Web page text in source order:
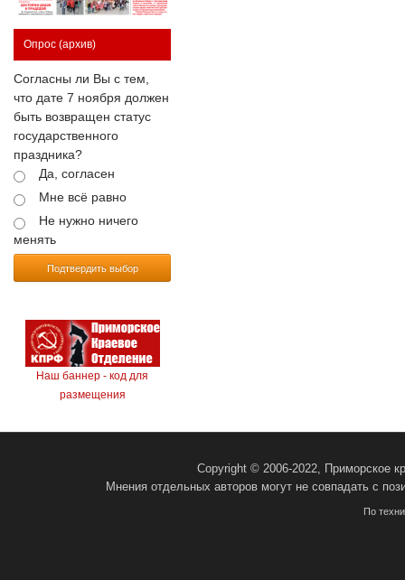
Опрос (архив)
Согласны ли Вы с тем,
что дате 7 ноября должен
быть возвращен статус
государственного
праздника?
Да, согласен
Мне всё равно
Не нужно ничего
менять
Подтвердить выбор
Наш баннер - код для
размещения
Copyright © 2006-2022, Приморское
Мнения отдельных авторов могут не совпадать с
По